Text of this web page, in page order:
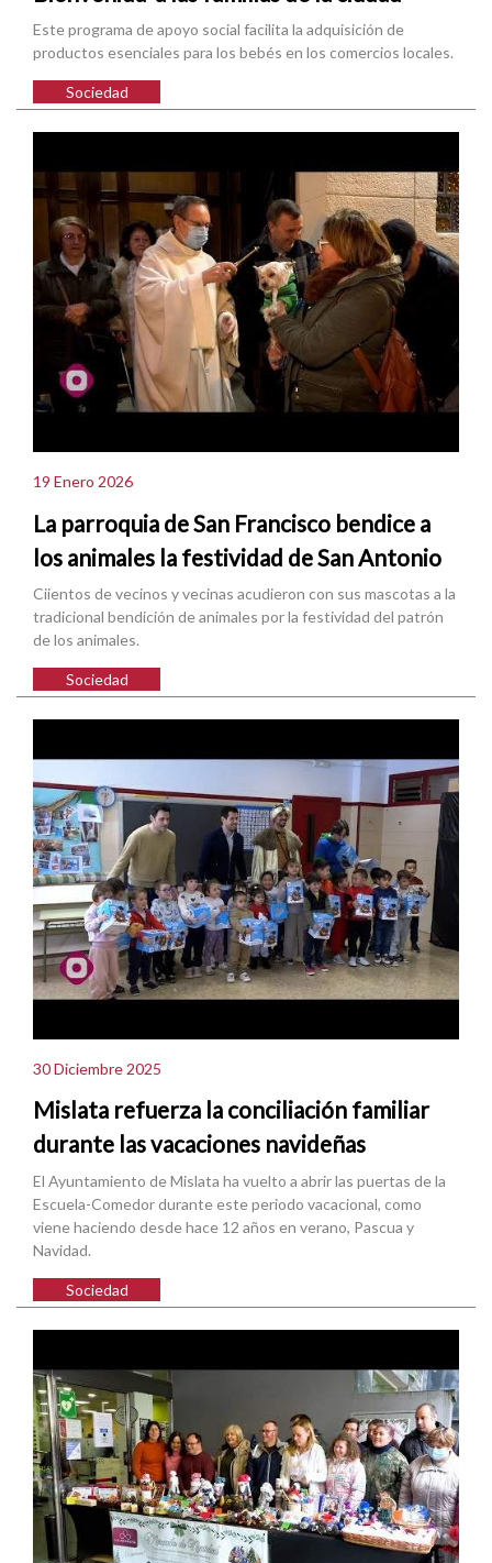
Este programa de apoyo social facilita la adquisición de
productos esenciales para los bebés en los comercios locales.
Sociedad
19 Enero 2026
La parroquia de San Francisco bendice a
los animales la festividad de San Antonio
Ciientos de vecinos y vecinas acudieron con sus mascotas a la
tradicional bendición de animales por la festividad del patrón
de los animales.
Sociedad
30 Diciembre 2025
Mislata refuerza la conciliación familiar
durante las vacaciones navideñas
El Ayuntamiento de Mislata ha vuelto a abrir las puertas de la
Escuela-Comedor durante este periodo vacacional, como
viene haciendo desde hace 12 años en verano, Pascua y
Navidad.
Sociedad